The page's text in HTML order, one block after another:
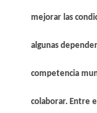
mejorar las
algunas
competencia
colaborar. Entre